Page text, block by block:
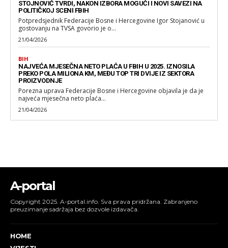
STOJNOVIĆ TVRDI, NAKON IZBORA MOGUĆI I NOVI SAVEZI NA
POLITIČKOJ SCENI FBIH
Potpredsjednik Federacije Bosne i Hercegovine Igor Stojanović u
gostovanju na TVSA govorio je o...
21/04/2026
BIH
NAJVEĆA MJESEČNA NETO PLAĆA U FBIH U 2025. IZNOSILA
PREKO POLA MILIONA KM, MEĐU TOP TRI DVIJE IZ SEKTORA
PROIZVODNJE
Porezna uprava Federacije Bosne i Hercegovine objavila je da je
najveća mjesečna neto plaća...
21/04/2026
A-portal
Copyright 2025. A-portal.info. Sva prava pridržana. Zabranjeno
preuzimanje sadržaja bez dozvole izdavača.
HOME